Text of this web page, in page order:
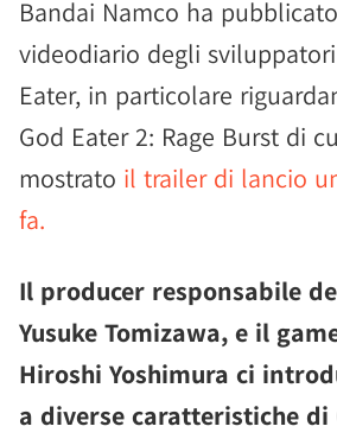
Bandai Namco ha
videodiario degli
Eater, in particolare
God Eater 2: Rage Burst di
mostrato il trailer di lancio
fa.
Il producer responsabile
Yusuke Tomizawa, e il
Hiroshi Yoshimura ci
a diverse caratteristiche di